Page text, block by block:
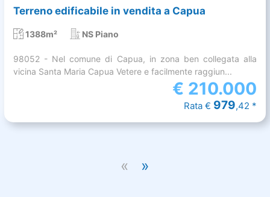
Terreno edificabile in vendita a Capua
1388m² NS Piano
98052 - Nel comune di Capua, in zona ben collegata alla
vicina Santa Maria Capua Vetere e facilmente raggiun...
€ 210.000
Rata € 979,42 *
« »